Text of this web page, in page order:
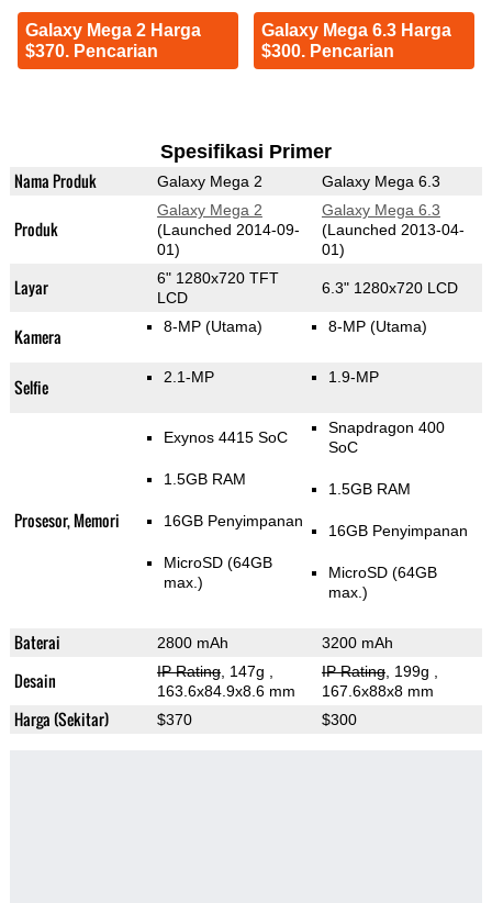
Galaxy Mega 2 Harga
$370. Pencarian
Galaxy Mega 6.3 Harga
$300. Pencarian
Spesifikasi Primer
Nama Produk Galaxy Mega 2 Galaxy Mega 6.3
Produk
Galaxy Mega 2
(Launched 2014-09-
01)
Galaxy Mega 6.3
(Launched 2013-04-
01)
Layar
6" 1280x720 TFT
LCD
6.3" 1280x720 LCD
Kamera 8-MP (Utama) 8-MP (Utama)
Selfie 2.1-MP 1.9-MP
Prosesor, Memori
Exynos 4415 SoC
1.5GB RAM
16GB Penyimpanan
MicroSD (64GB
max.)
Snapdragon 400
SoC
1.5GB RAM
16GB Penyimpanan
MicroSD (64GB
max.)
Baterai 2800 mAh 3200 mAh
Desain IP Rating, 147g
163.6x84.9x8.6 mm
IP Rating, 199g
167.6x88x8 mm
Harga (Sekitar) $370 $300